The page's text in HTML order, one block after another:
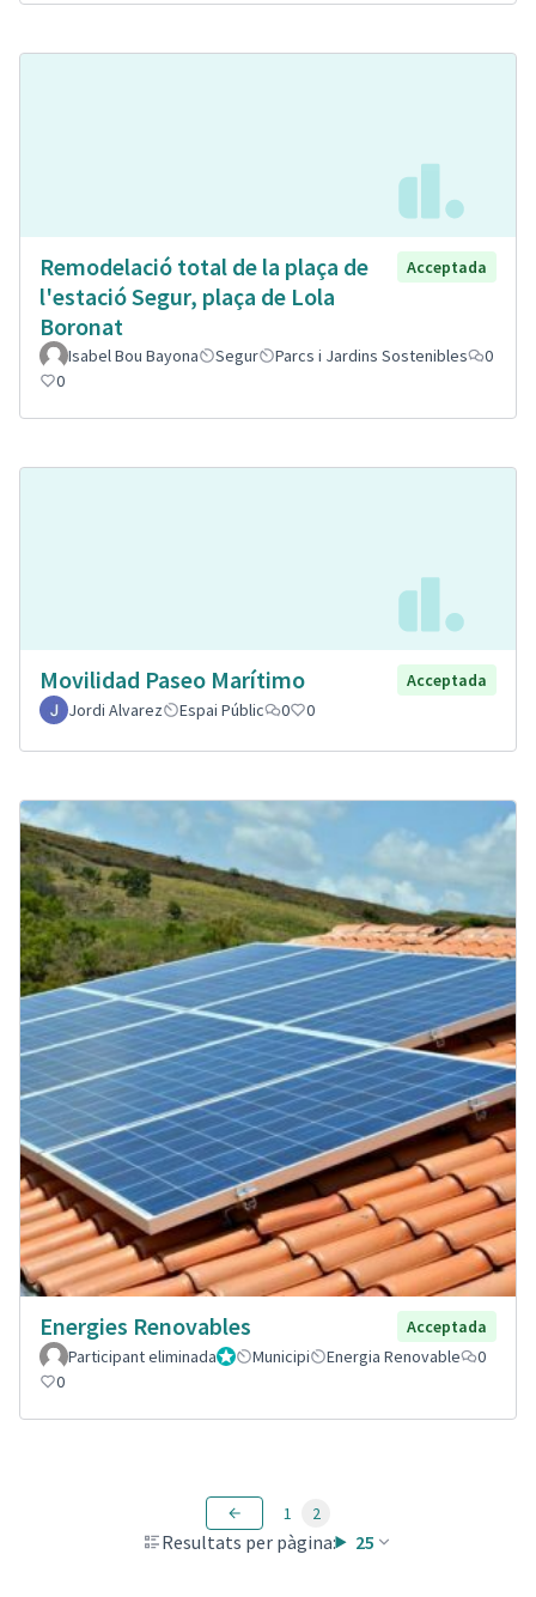
Remodelació total de la plaça de
l'estació Segur, plaça de Lola
Boronat
Acceptada
Isabel Bou Bayona Segur Parcs i Jardins Sostenibles
0
0
Movilidad Paseo Marítimo
Acceptada
Jordi Alvarez
Espai Públic 0 0
Energies Renovables
Acceptada
Participant eliminadaAdministrador
Municipi Energia Renovable
0
0
Resultats per pàgina: 25
1 2